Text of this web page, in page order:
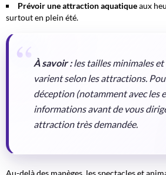
Prévoir une attraction aquatiqueaux
surtout en plein été.
À savoir :les tailles minimaleset
varient selon les attractions.
déception (notamment avec les
informations avant de vous
attraction très demandée.